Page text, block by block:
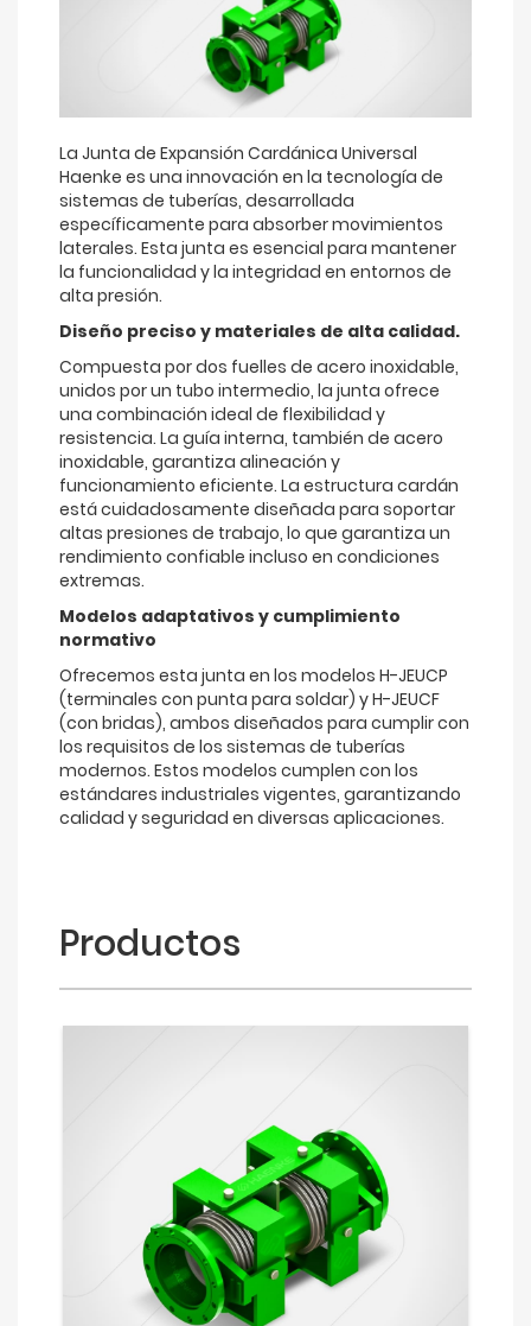
La Junta de Expansión Cardánica Universal
Haenke es una innovación en la tecnología de
sistemas de tuberías, desarrollada
específicamente para absorber movimientos
laterales. Esta junta es esencial para mantener
la funcionalidad y la integridad en entornos de
alta presión.
Diseño preciso y materiales de alta calidad.
Compuesta por dos fuelles de acero inoxidable,
unidos por un tubo intermedio, la junta ofrece
una combinación ideal de flexibilidad y
resistencia. La guía interna, también de acero
inoxidable, garantiza alineación y
funcionamiento eficiente. La estructura cardán
está cuidadosamente diseñada para soportar
altas presiones de trabajo, lo que garantiza un
rendimiento confiable incluso en condiciones
extremas.
Modelos adaptativos y cumplimiento
normativo
Ofrecemos esta junta en los modelos H-JEUCP
(terminales con punta para soldar) y H-JEUCF
(con bridas), ambos diseñados para cumplir con
los requisitos de los sistemas de tuberías
modernos. Estos modelos cumplen con los
estándares industriales vigentes, garantizando
calidad y seguridad en diversas aplicaciones.
Productos